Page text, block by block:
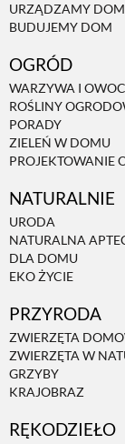
URZĄDZAMY DOM
BUDUJEMY DOM
OGRÓD
WARZYWA I
ROŚLINY
PORADY
ZIELEŃ W DOMU
PROJEKTOWANIE
NATURALNIE
URODA
NATURALNA
DLA DOMU
EKO ŻYCIE
PRZYRODA
ZWIERZĘTA
ZWIERZĘTA W
GRZYBY
KRAJOBRAZ
RĘKODZIEŁO